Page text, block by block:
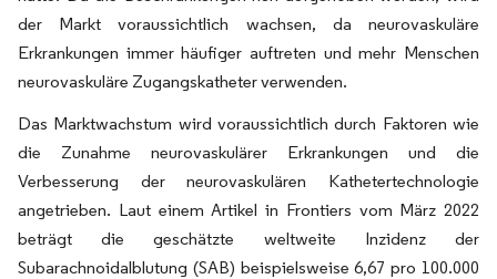
der Markt voraussichtlich wachsen, da neurovaskuläre
Erkrankungen immer häufiger auftreten und mehr Menschen
neurovaskuläre Zugangskatheter verwenden.
Das Marktwachstum wird voraussichtlich durch Faktoren wie
die Zunahme neurovaskulärer Erkrankungen und die
Verbesserung der neurovaskulären Kathetertechnologie
angetrieben. Laut einem Artikel in Frontiers vom März 2022
beträgt die geschätzte weltweite Inzidenz der
Subarachnoidalblutung (SAB) beispielsweise 6,67 pro 100.000